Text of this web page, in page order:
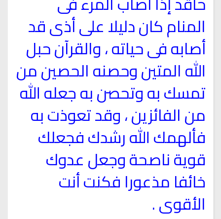
المنام كان دليلا على أذى قد
أصابه فى حياته ، والقرآن حبل
الله المتين وحصنه الحصين من
تمسك به وتحصن به جعله الله
من الفائزين ، وقد تعوذت به
فألهمك الله رشدك فجعلك
قوية ناصحة وجعل عدوك
خائفا مذعورا فكنت أنت
الأقوى .